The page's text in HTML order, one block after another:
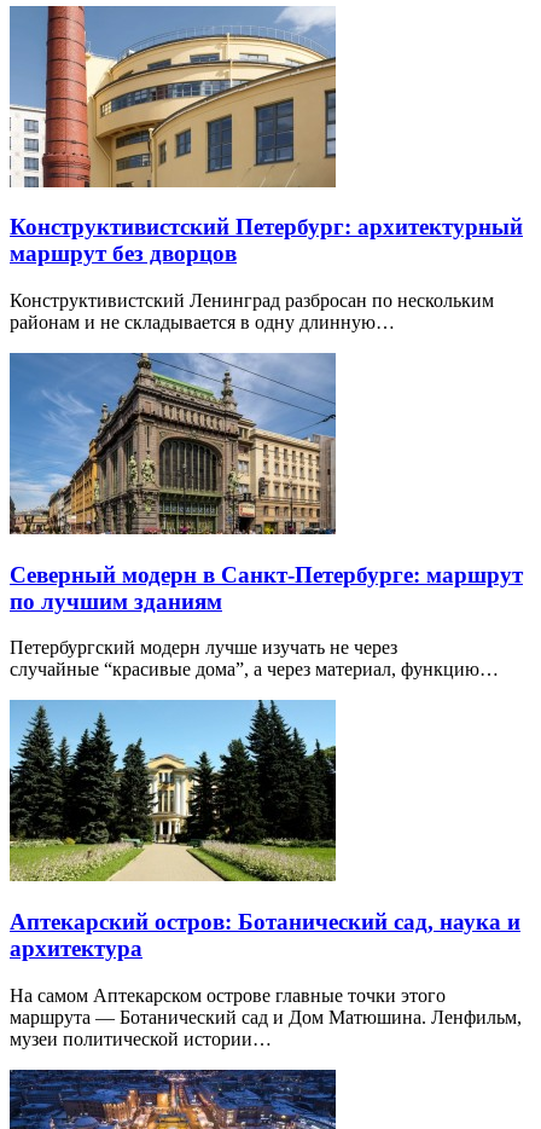
Конструктивистский Петербург: архитектурный
маршрут без дворцов
Конструктивистский Ленинград разбросан по нескольким
районам и не складывается в одну длинную…
Северный модерн в Санкт-Петербурге: маршрут
по лучшим зданиям
Петербургский модерн лучше изучать не через
случайные “красивые дома”, а через материал, функцию…
Аптекарский остров: Ботанический сад, наука и
архитектура
На самом Аптекарском острове главные точки этого
маршрута — Ботанический сад и Дом Матюшина. Ленфильм,
музеи политической истории…